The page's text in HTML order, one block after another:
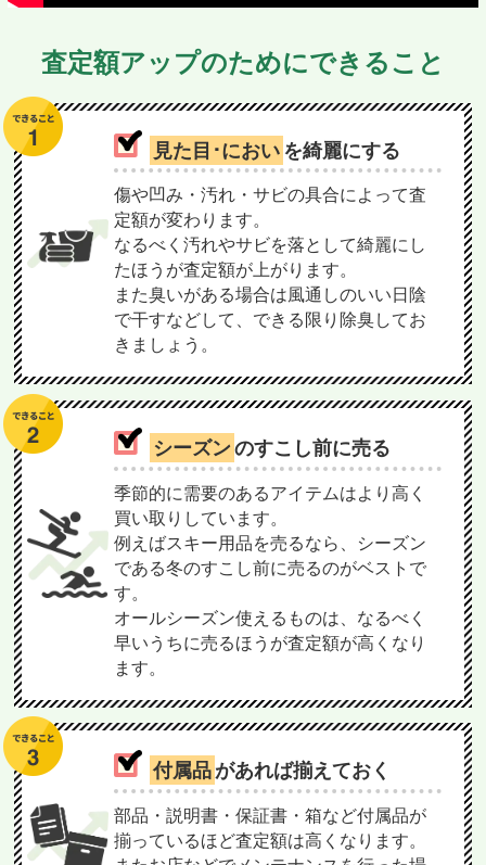
査定額アップのためにできること
見た目･におい を綺麗にする
傷や凹み・汚れ・サビの具合によって査
定額が変わります。
なるべく汚れやサビを落として綺麗にし
たほうが査定額が上がります。
また臭いがある場合は風通しのいい日陰
で干すなどして、できる限り除臭してお
きましょう。
シーズンのすこし前に売る
季節的に需要のあるアイテムはより高く
買い取りしています。
例えばスキー用品を売るなら、シーズン
である冬のすこし前に売るのがベストで
す。
オールシーズン使えるものは、なるべく
早いうちに売るほうが査定額が高くなり
ます。
付属品があれば揃えておく
部品・説明書・保証書・箱など付属品が
揃っているほど査定額は高くなります。